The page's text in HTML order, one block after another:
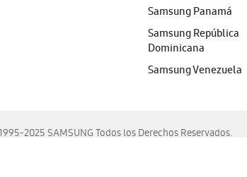
Samsung Panamá
Samsung República
Dominicana
Samsung Venezuela
2025 SAMSUNG Todos los Derechos Reservados.